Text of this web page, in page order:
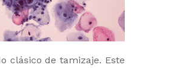
clásico de tamizaje. Este